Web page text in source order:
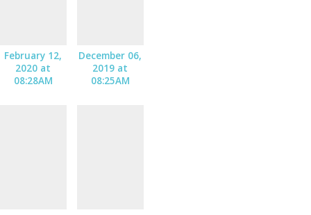
February 12,
2020 at
08:28AM
December 06,
2019 at
08:25AM